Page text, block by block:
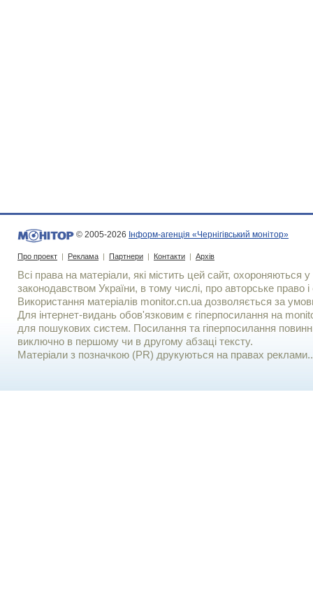
© 2005-2026 Інформ-агенція «Чернігівський монітор»
Про проект | Реклама | Партнери | Контакти | Архів
Всі права на матеріали, які містить цей сайт, охороняються у
законодавством України, в тому числі, про авторське право і
Використання матерiалiв monitor.cn.ua дозволяється за
Для iнтернет-видань обов'язковим є гiперпосилання на
для пошукових систем. Посилання та гіперпосилання
виключно в першому чи в другому абзаці тексту.
Матеріали з позначкою (PR) друкуються на правах реклами..